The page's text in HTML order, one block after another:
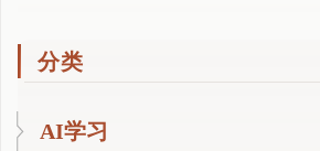
分类
AI学习